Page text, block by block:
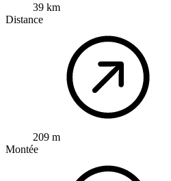
39 km
Distance
209 m
Montée